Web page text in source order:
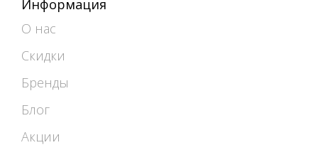
Информация
О нас
Скидки
Бренды
Блог
Акции